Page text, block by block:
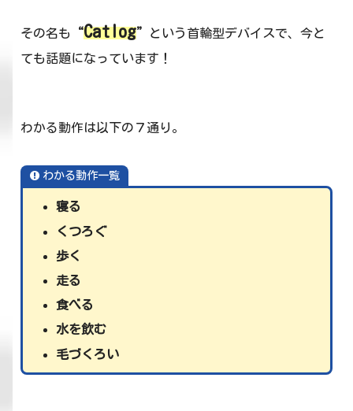
その名も “Catlog”
という首輪型デバイスで、今と
ても話題になっています！
わかる動作は以下の７通り。
わかる動作一覧
寝る
くつろぐ
歩く
走る
食べる
水を飲む
毛づくろい